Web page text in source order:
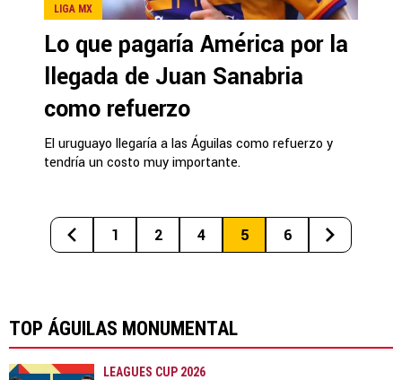
LIGA MX
Lo que pagaría América por la
llegada de Juan Sanabria
como refuerzo
El uruguayo llegaría a las Águilas como refuerzo y
tendría un costo muy importante.
1 2 4 5 6
TOP ÁGUILAS MONUMENTAL
LEAGUES CUP 2026